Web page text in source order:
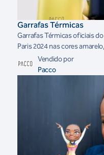
Garrafas Térmicas
Garrafas Térmicas oficiais
Paris 2024 nas cores
Vendido por
Pacco